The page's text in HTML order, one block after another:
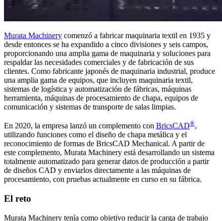
Murata Machinery comenzó a fabricar maquinaria textil en 1935 y
desde entonces se ha expandido a cinco divisiones y seis campos,
proporcionando una amplia gama de maquinaria y soluciones para
respaldar las necesidades comerciales y de fabricación de sus
clientes. Como fabricante japonés de maquinaria industrial, produce
una amplia gama de equipos, que incluyen maquinaria textil,
sistemas de logística y automatización de fábricas, máquinas
herramienta, máquinas de procesamiento de chapa, equipos de
comunicación y sistemas de transporte de salas limpias.
En 2020, la empresa lanzó un complemento con BricsCAD®,
utilizando funciones como el diseño de chapa metálica y el
reconocimiento de formas de BricsCAD Mechanical. A partir de
este complemento, Murata Machinery está desarrollando un sistema
totalmente automatizado para generar datos de producción a partir
de diseños CAD y enviarlos directamente a las máquinas de
procesamiento, con pruebas actualmente en curso en su fábrica.
El reto
Murata Machinery tenía como objetivo reducir la carga de trabajo